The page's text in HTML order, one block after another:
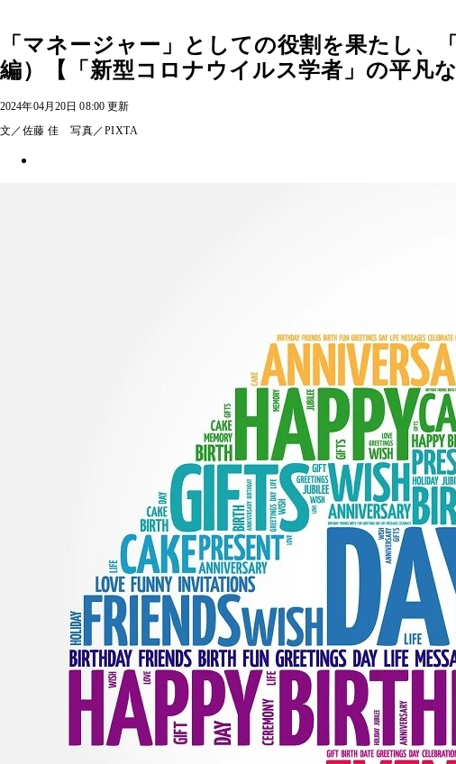
「マネージャー」としての役割を果たし、
編）【「新型コロナウイルス学者」の平凡な
2024年04月20日 08:00 更新
文／佐藤 佳 写真／PIXTA